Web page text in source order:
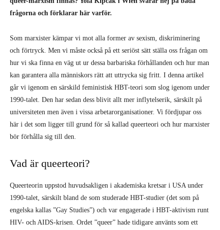
frågorna och förklarar här varför.
Som marxister kämpar vi mot alla former av sexism, diskriminering
och förtryck. Men vi måste också på ett seriöst sätt ställa oss frågan om
hur vi ska finna en väg ut ur dessa barbariska förhållanden och hur man
kan garantera alla människors rätt att uttrycka sig fritt. I denna artikel
går vi igenom en särskild feministisk HBT-teori som slog igenom under
1990-talet. Den har sedan dess blivit allt mer inflytelserik, särskilt på
universiteten men även i vissa arbetarorganisationer. Vi fördjupar oss
här i det som ligger till grund för så kallad queerteori och hur marxister
bör förhålla sig till den.
Vad är queerteori?
Queerteorin uppstod huvudsakligen i akademiska kretsar i USA under
1990-talet, särskilt bland de som studerade HBT-studier (det som på
engelska kallas ”Gay Studies”) och var engagerade i HBT-aktivism runt
HIV- och AIDS-krisen. Ordet ”queer” hade tidigare använts som ett